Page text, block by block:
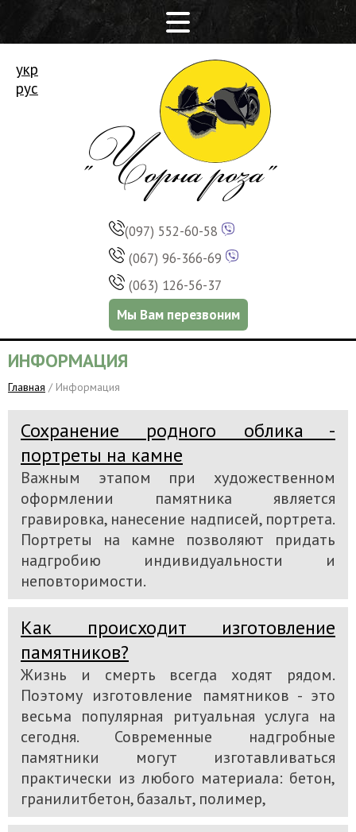
укр
рус
(097) 552-60-58
(067) 96-366-69
(063) 126-56-37
Мы Вам перезвоним
ИНФОРМАЦИЯ
Главная / Информация
Сохранение родного облика -
портреты на камне
Важным этапом при художественном
оформлении памятника является
гравировка, нанесение надписей, портрета.
Портреты на камне позволяют придать
надгробию индивидуальности и
неповторимости.
Как происходит изготовление
памятников?
Жизнь и смерть всегда ходят рядом.
Поэтому изготовление памятников - это
весьма популярная ритуальная услуга на
сегодня. Современные надгробные
памятники могут изготавливаться
практически из любого материала: бетон,
гранилитбетон, базальт, полимер,